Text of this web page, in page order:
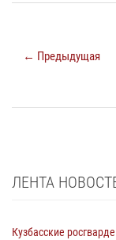
← Предыдущая
ЛЕНТА
Кузбасские